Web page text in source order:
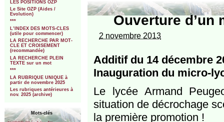
LES POSITIONS OZP
Le Site OZP (Aides /
Evolution)
***
L’INDEX DES MOTS-CLES
(utile pour commencer)
LA RECHERCHE PAR MOT-
CLE ET CROISEMENT
(recommandée)
LA RECHERCHE PLEIN
TEXTE sur un mot
***
LA RUBRIQUE UNIQUE à
partir de novembre 2025
Les rubriques antérieures à
nov. 2025 (archive)
Mots-clés
Ouverture d’un
2 novembre 2013
Additif du 14 décembre
Inauguration du micro-
Le lycée Armand
situation de décrochage
la première promotion !